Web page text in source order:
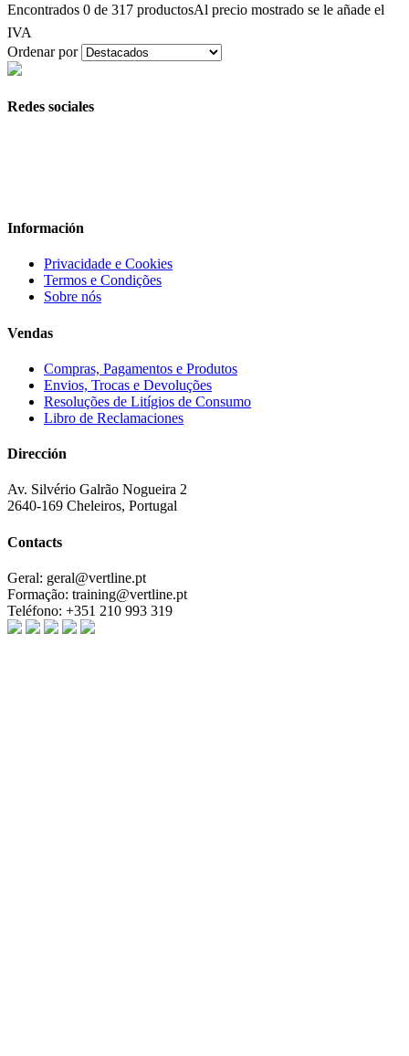
Encontrados 0 de 317 productosAl precio mostrado se le añade el
IVA
Ordenar por
Redes sociales
Información
Privacidade e Cookies
Termos e Condições
Sobre nós
Vendas
Compras, Pagamentos e Produtos
Envios, Trocas e Devoluções
Resoluções de Litígios de Consumo
Libro de Reclamaciones
Dirección
Av. Silvério Galrão Nogueira 2
2640-169 Cheleiros, Portugal
Contacts
Geral: geral@vertline.pt
Formação: training@vertline.pt
Teléfono: +351 210 993 319